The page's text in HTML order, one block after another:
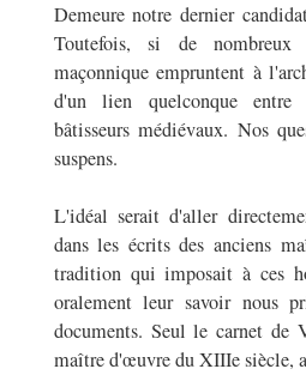
Demeure notre dernier
Toutefois, si de nombreux
maçonnique empruntent à
d'un lien quelconque
bâtisseurs médiévaux. Nos
suspens.
L'idéal serait d'aller
dans les écrits des anciens
tradition qui imposait à ces
oralement leur savoir nous
documents. Seul le carnet de
maître d'œuvre du XIIIesiècle,